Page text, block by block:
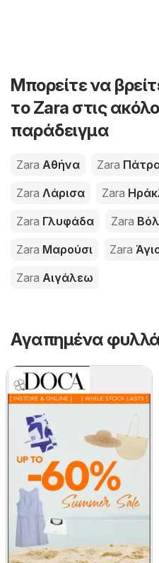
Μπορείτε να
το Zara στις
παράδειγμα
Zara Αθήνα Zara
Zara Λάρισα Zara
Zara Γλυφάδα Zara
Zara Μαρούσι Zara
Zara Αιγάλεω
Αγαπημένα